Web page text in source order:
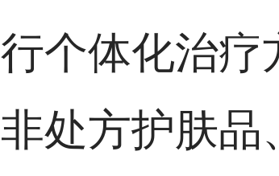
个体化治
处方护肤